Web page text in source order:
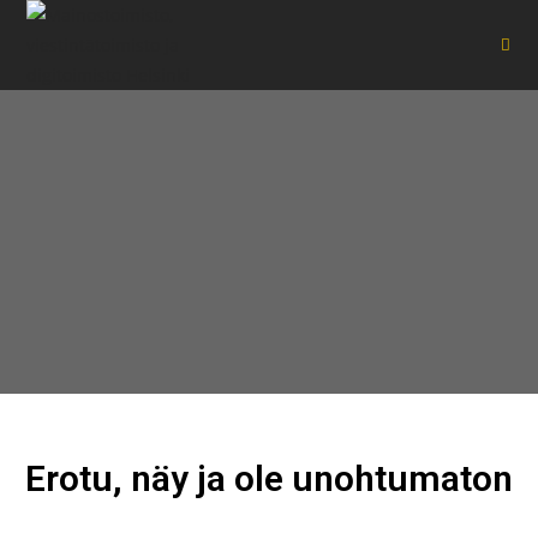
Erotu, näy ja ole unohtumaton